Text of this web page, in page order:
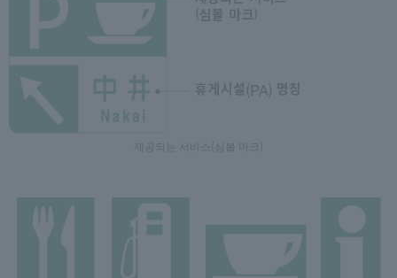
제공되는 서비스(심볼 마크)